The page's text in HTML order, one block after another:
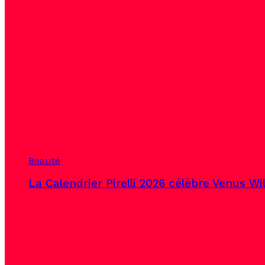
Beauté
La Calendrier Pirelli 2026 célèbre Venus